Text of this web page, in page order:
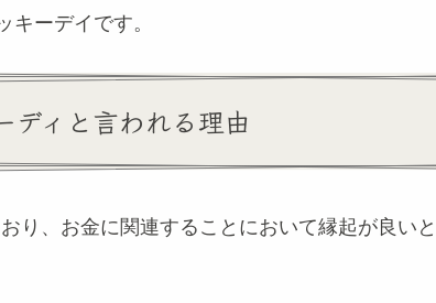
ーデイです。
ディと言われる理由
り、お金に関連することにおいて縁起が良い